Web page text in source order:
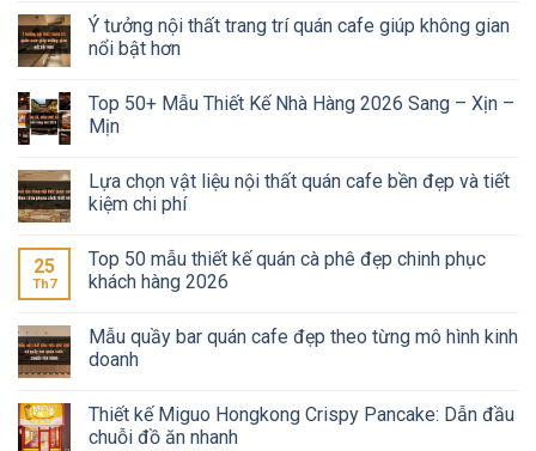
Ý tưởng nội thất trang trí quán cafe giúp không gian
nổi bật hơn
Top 50+ Mẫu Thiết Kế Nhà Hàng 2026 Sang – Xịn –
Mịn
Lựa chọn vật liệu nội thất quán cafe bền đẹp và tiết
kiệm chi phí
25
Th7
Top 50 mẫu thiết kế quán cà phê đẹp chinh phục
khách hàng 2026
Mẫu quầy bar quán cafe đẹp theo từng mô hình kinh
doanh
Thiết kế Miguo Hongkong Crispy Pancake: Dẫn đầu
chuỗi đồ ăn nhanh